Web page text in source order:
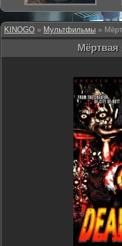
KINOGO » Мультфильмы »
Мёртвая